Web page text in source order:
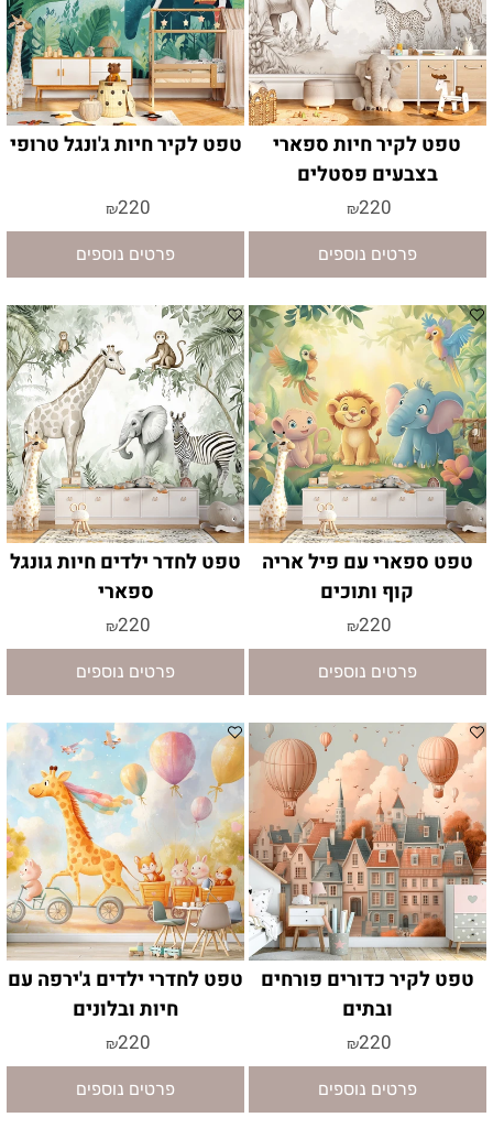
טפט לקיר חיות ספארי
בצבעים פסטלים
₪220
פרטים נוספים
טפט לקיר חיות ג'ונגל טרופי
₪220
פרטים נוספים
טפט ספארי עם פיל אריה
קוף ותוכים
₪220
פרטים נוספים
טפט לחדר ילדים חיות גונגל
ספארי
₪220
פרטים נוספים
טפט לקיר כדורים פורחים
ובתים
₪220
פרטים נוספים
טפט לחדרי ילדים ג'ירפה עם
חיות ובלונים
₪220
פרטים נוספים